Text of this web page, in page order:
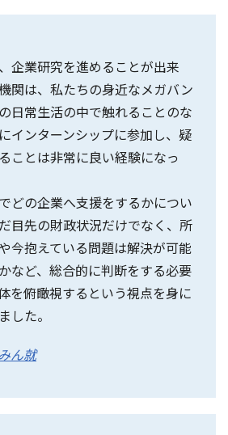
企業研究を進めることが出来
関は、私たちの身近なメガバン
日常生活の中で触れることのな
インターンシップに参加し、疑
ことは非常に良い経験になっ
どの企業へ支援をするかについ
目先の財政状況だけでなく、所
今抱えている問題は解決が可能
など、総合的に判断をする必要
を俯瞰視するという視点を身に
した。
ん就